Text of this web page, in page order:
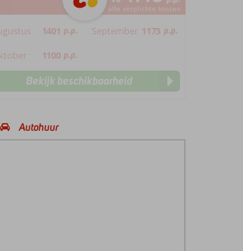
*incl. alle verplichte kosten
1401 p.p. September 1173 p.p.
1100 p.p.
Bekijk beschikbaarheid
Autohuur